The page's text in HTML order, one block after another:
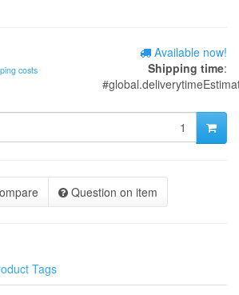
costs
Available now!
Shipping time:
Question on item
Tags